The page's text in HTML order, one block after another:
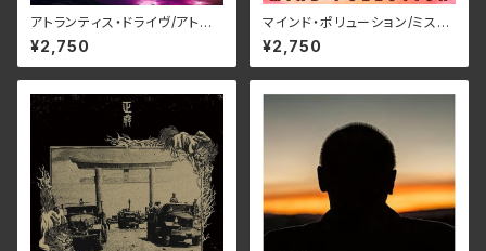
アトランティス・ドライヴ/アトラ
ンティス・ドライヴ RBNCD-1
406(仕様:CD)
¥2,750
マインド・ポリューション/ミステ
リー RBNCD-1401(仕様:CD)
¥2,750